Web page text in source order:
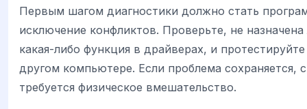
Первым шагом диагностики должно стать
исключение конфликтов. Проверьте, не назначена
какая-либо функция в драйверах, и
другом компьютере. Если проблема сохраняется,
требуется физическое вмешательство.